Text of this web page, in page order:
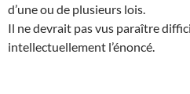
d’une ou de plusieurs lois.
Il ne devrait pas vus paraître
intellectuellement l’énoncé.